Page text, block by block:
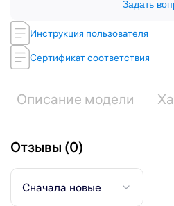
Инструкция пользователя
Сертификат соответствия
Задать
Описание модели
Отзывы (0)
Сначала новые